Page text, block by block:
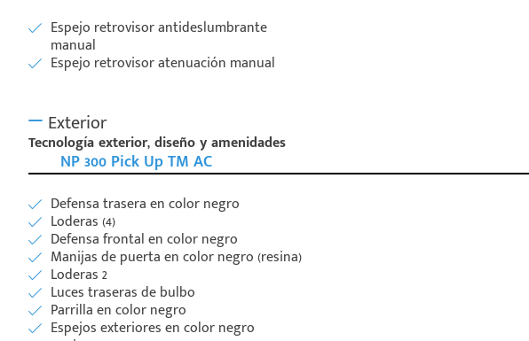
Espejo retrovisor antideslumbrante
manual
Espejo retrovisor atenuación manual
Exterior
Tecnología exterior, diseño y amenidades
NP 300 Pick Up TM AC
Defensa trasera en color negro
Loderas (4)
Defensa frontal en color negro
Manijas de puerta en color negro (resina)
Loderas 2
Luces traseras de bulbo
Parrilla en color negro
Espejos exteriores en color negro